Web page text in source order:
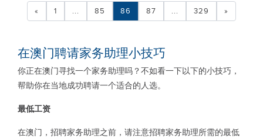
« 1 ... 85 86 87 ... 329 »
在澳门聘请家务助理小技巧
你正在澳门寻找一个家务助理吗？不如看一下以下的小技巧，
帮助你在当地成功聘请一个适合的人选。
最低工资
在澳门，招聘家务助理之前，请注意招聘家务助理所需的最低